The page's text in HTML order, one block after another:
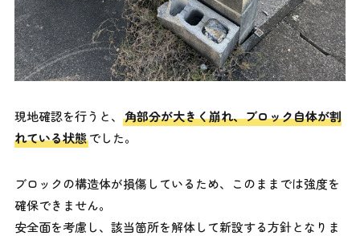
現地確認を行うと、 角部分が大きく崩れ、ブロック自体が割
れている状態でした。
ブロックの構造体が損傷しているため、このままでは強度を
確保できません。
安全面を考慮し、該当箇所を解体して新設する方針となりま